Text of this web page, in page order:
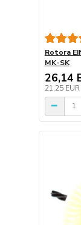
Rotora
MK-SK
26,14
21,25 EUR